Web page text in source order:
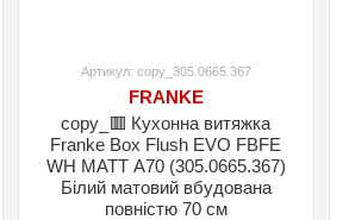
Артикул: copy_305.0665.367
FRANKE
copy_🟥 Кухонна витяжка
Franke Box Flush EVO FBFE
WH MATT A70 (305.0665.367)
Білий матовий вбудована
повністю 70 см